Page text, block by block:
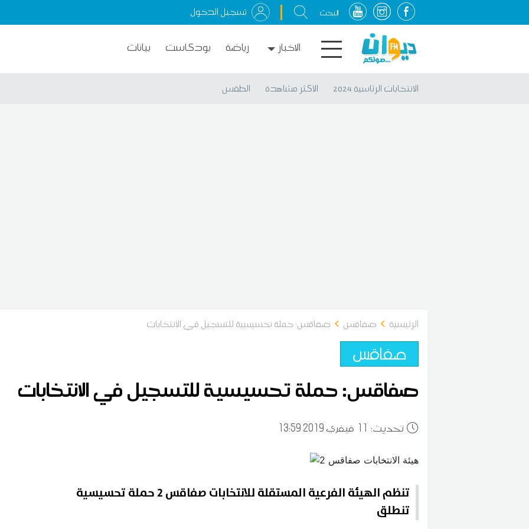
تسجيل الدخول
الاخبار رياضة بودكاست بيانات
الانتخابات الرئاسية 2024 الأكثر مشاهدة الطقس
الرئيسية صفاقس صفاقس: حملة تحسيسية للتسجيل في الانتخابات
صفاقس
صفاقس: حملة تحسيسية للتسجيل في الانتخابات
:تحديث 11 13:59 2019 فيفري
تنظم الهيئة الفرعية المستقلة للانتخابات صفاقس 2 حملة تحسيسية
تنطلق